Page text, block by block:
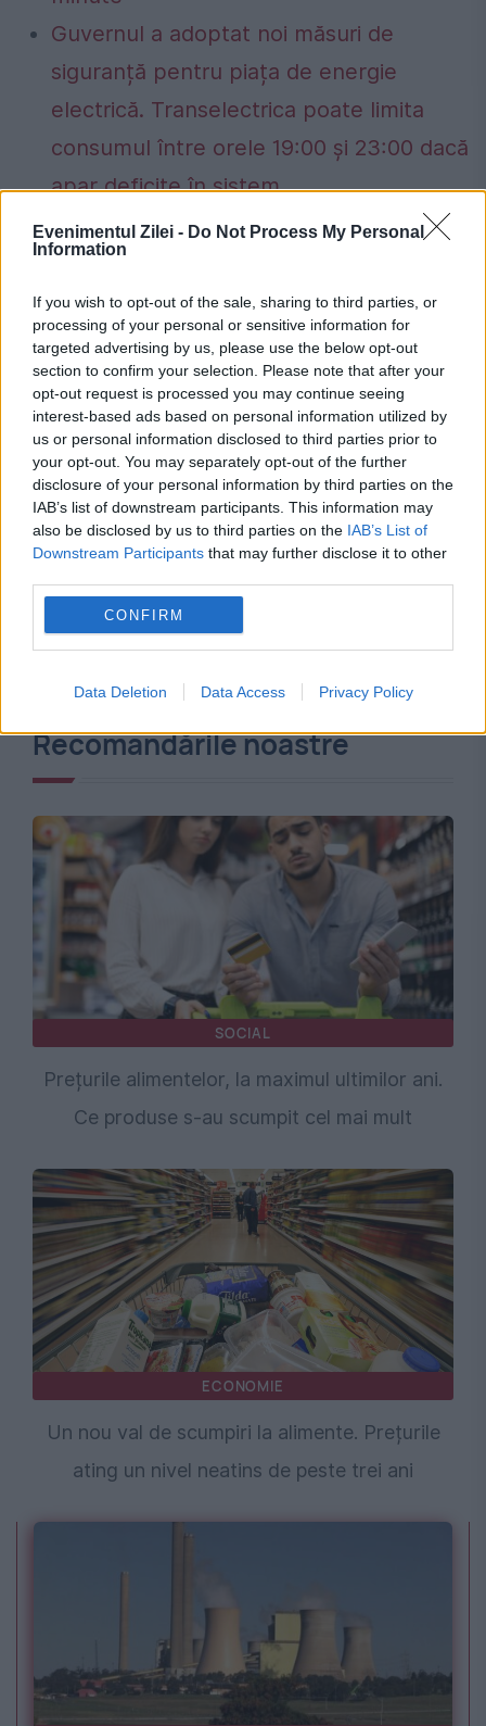
Evenimentul Zilei - Do Not Process My Personal
Information
If you wish to opt-out of the sale, sharing to third parties, or
processing of your personal or sensitive information for
targeted advertising by us, please use the below opt-out
section to confirm your selection. Please note that after your
opt-out request is processed you may continue seeing
interest-based ads based on personal information utilized by
us or personal information disclosed to third parties prior to
your opt-out. You may separately opt-out of the further
disclosure of your personal information by third parties on the
IAB’s list of downstream participants. This information may
also be disclosed by us to third parties on the IAB’s List of
Downstream Participants that may further disclose it to other
CONFIRM
Data Deletion Data Access Privacy Policy
Guvernul a adoptat noi măsuri de
siguranță pentru piața de energie
electrică. Transelectrica poate limita
consumul între orele 19:00 și 23:00 dacă
apar deficite în sistem
alimente dieta mihaela bilic nutritionist
Recomandările noastre
SOCIAL
Prețurile alimentelor, la maximul ultimilor ani.
Ce produse s-au scumpit cel mai mult
ECONOMIE
Un nou val de scumpiri la alimente. Prețurile
ating un nivel neatins de peste trei ani